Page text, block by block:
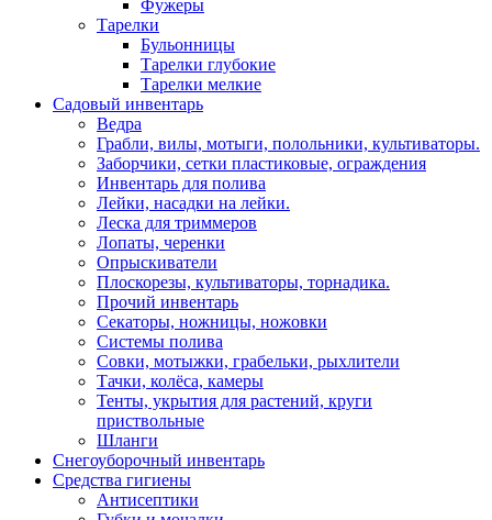
Фужеры
Тарелки
Бульонницы
Тарелки глубокие
Тарелки мелкие
Садовый инвентарь
Ведра
Грабли, вилы, мотыги, полольники, культиваторы.
Заборчики, сетки пластиковые, ограждения
Инвентарь для полива
Лейки, насадки на лейки.
Леска для триммеров
Лопаты, черенки
Опрыскиватели
Плоскорезы, культиваторы, торнадика.
Прочий инвентарь
Секаторы, ножницы, ножовки
Системы полива
Совки, мотыжки, грабельки, рыхлители
Тачки, колёса, камеры
Тенты, укрытия для растений, круги
приствольные
Шланги
Снегоуборочный инвентарь
Средства гигиены
Антисептики